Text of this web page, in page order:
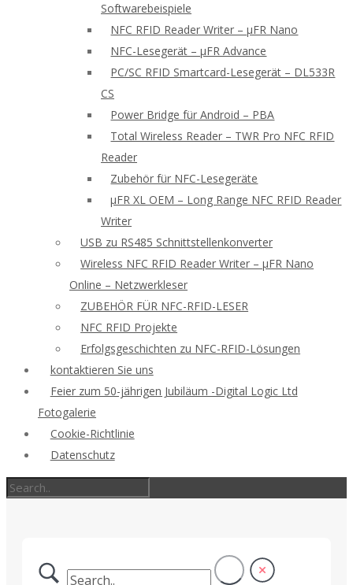
Softwarebeispiele
NFC RFID Reader Writer – μFR Nano
NFC-Lesegerät – μFR Advance
PC/SC RFID Smartcard-Lesegerät – DL533R
CS
Power Bridge für Android – PBA
Total Wireless Reader – TWR Pro NFC RFID
Reader
Zubehör für NFC-Lesegeräte
μFR XL OEM – Long Range NFC RFID Reader
Writer
USB zu RS485 Schnittstellenkonverter
Wireless NFC RFID Reader Writer – μFR Nano
Online – Netzwerkleser
ZUBEHÖR FÜR NFC-RFID-LESER
NFC RFID Projekte
Erfolgsgeschichten zu NFC-RFID-Lösungen
kontaktieren Sie uns
Feier zum 50-jährigen Jubiläum -Digital Logic Ltd
Fotogalerie
Cookie-Richtlinie
Datenschutz